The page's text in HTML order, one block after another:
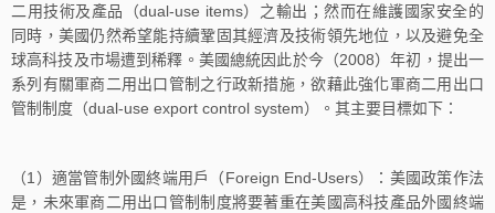
二用技術及產品（dual-use items）之輸出；然而在維護國家安全的
同時，美國仍然希望能持續鞏固其經濟及技術領先地位，以及避免全
球高科技及市場遭到稀釋。美國總統因此於今（2008）年初，提出一
系列有關軍商二用出口管制之行政新措施，欲藉此強化軍商二用出口
管制制度（dual-use export control system）。其主要目標如下：
（1）適當管制外國終端用戶（Foreign End-Users）：美國政策作法
是，未來軍商二用出口管制制度將要著重在美國高科技產品外國終端